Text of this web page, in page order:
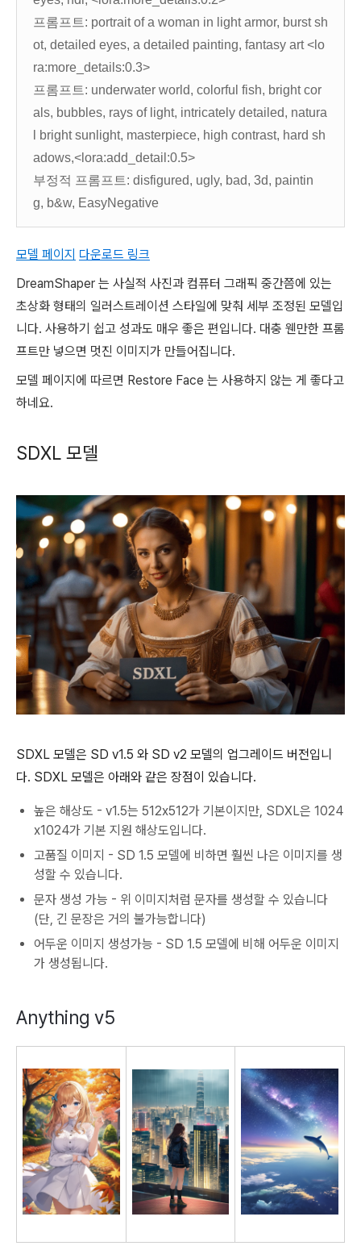
프롬프트: portrait of a woman in light armor, burst sh
ot, detailed eyes, a detailed painting, fantasy art <lo
ra:more_details:0.3>
프롬프트: underwater world, colorful fish, bright cor
als, bubbles, rays of light, intricately detailed, natura
l bright sunlight, masterpiece, high contrast, hard sh
adows,<lora:add_detail:0.5>
부정적 프롬프트: disfigured, ugly, bad, 3d, paintin
g, b&w, EasyNegative
모델 페이지 다운로드 링크
DreamShaper 는 사실적 사진과 컴퓨터 그래픽 중간쯤에 있는
초상화 형태의 일러스트레이션 스타일에 맞춰 세부 조정된 모델입
니다. 사용하기 쉽고 성과도 매우 좋은 편입니다. 대충 웬만한 프롬
프트만 넣으면 멋진 이미지가 만들어집니다.
모델 페이지에 따르면 Restore Face 는 사용하지 않는 게 좋다고
하네요.
SDXL 모델
SDXL 모델은 SD v1.5 와 SD v2 모델의 업그레이드 버전입니
다. SDXL 모델은 아래와 같은 장점이 있습니다.
높은 해상도 - v1.5는 512x512가 기본이지만, SDXL은 1024
x1024가 기본 지원 해상도입니다.
고품질 이미지 - SD 1.5 모델에 비하면 훨씬 나은 이미지를 생
성할 수 있습니다.
문자 생성 가능 - 위 이미지처럼 문자를 생성할 수 있습니다
(단, 긴 문장은 거의 불가능합니다)
어두운 이미지 생성가능 - SD 1.5 모델에 비해 어두운 이미지
가 생성됩니다.
Anything v5